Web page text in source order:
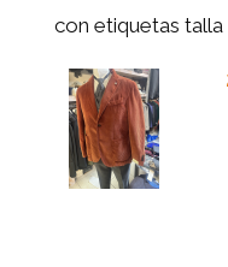
con etiquetas